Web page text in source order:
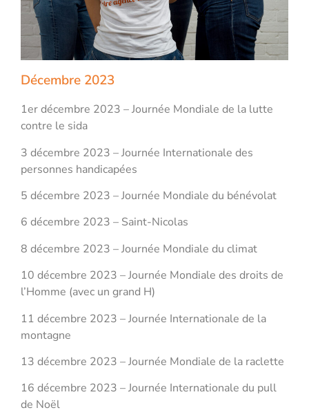
Décembre 2023
1er décembre 2023 – Journée Mondiale de la lutte
contre le sida
3 décembre 2023 – Journée Internationale des
personnes handicapées
5 décembre 2023 – Journée Mondiale du bénévolat
6 décembre 2023 – Saint-Nicolas
8 décembre 2023 – Journée Mondiale du climat
10 décembre 2023 – Journée Mondiale des droits de
l’Homme (avec un grand H)
11 décembre 2023 – Journée Internationale de la
montagne
13 décembre 2023 – Journée Mondiale de la raclette
16 décembre 2023 – Journée Internationale du pull
de Noël